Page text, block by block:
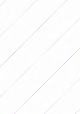
Bocar 0-0
San Lorenzo
x2)
Rosario 1-0
Vélez 1-0
Racing 1-1